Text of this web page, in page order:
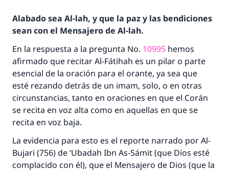
Alabado sea Al-lah, y que la paz y las bendiciones
sean con el Mensajero de Al-lah.
En la respuesta a la pregunta No. 10995 hemos
afirmado que recitar Al-Fátihah es un pilar o parte
esencial de la oración para el orante, ya sea que
esté rezando detrás de un imam, solo, o en otras
circunstancias, tanto en oraciones en que el Corán
se recita en voz alta como en aquellas en que se
recita en voz baja.
La evidencia para esto es el reporte narrado por Al-
Bujari (756) de ‘Ubadah Ibn As-Sámit (que Dios esté
complacido con él), que el Mensajero de Dios (que la